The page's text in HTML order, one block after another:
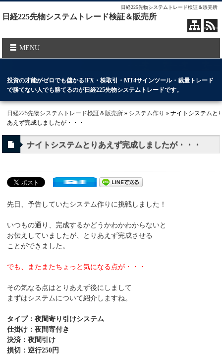
日経225先物システムトレード検証＆販売所
日経225先物システムトレード検証＆販売所
MENU
投資の才能がゼロでも儲かる!FX・株取引・MT4サインツール・裁量トレード
で勝てない人でも勝てるのが日経225先物システムトレードです。
日経225先物システムトレード検証＆販売所 » システム作り » ナイトシステムと
あえず完成しましたが・・・
ナイトシステムとりあえず完成しましたが・・・
先日、予告していたシステム作りに挑戦しました！
いつもの通り、完成するかどうかわかわからないと
お伝えしていましたが、とりあえず完成させる
ことができました。
でも、またまたちょっと気になる点が・・・
その気なる点はとりあえず後にしまして
まずはシステムについて紹介しますね。
タイプ：夜間寄り引けシステム
仕掛け：夜間寄付き
決済：夜間引け
損切：逆行250円